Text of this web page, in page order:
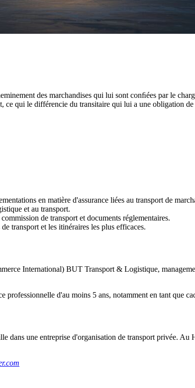
des marchandises qui lui sont conﬁées par le
ce qui le différencie du transitaire qui lui a une obligation
en matière d'assurance liées au transport de
et au transport.
de transport et documents réglementaires.
transport et les itinéraires les plus efficaces.
International) BUT Transport & Logistique,
d'au moins 5 ans, notamment en tant que
dans une entreprise d'organisation de transport privée. Au